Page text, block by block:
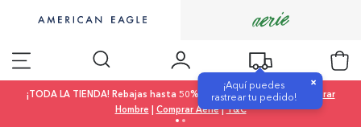
¡Aquí puedes
rastrear tu pedido!
×
¡TODA LA TIENDA! Rebajas hasta 50% OFF |Comprar Mujer|
Comprar
Hombre | Comprar Aerie|T&C